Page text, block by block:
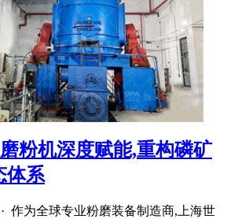
粉机深度赋能,重构磷矿
体系
作为全球专业粉磨装备制造商,上海世